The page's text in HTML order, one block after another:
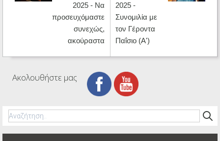
2025 - Να
προσευχόμαστε
συνεχώς,
ακούραστα
2025 -
Συνομιλία με
τον Γέροντα
Παΐσιο (Α')
Ακολουθήστε μας